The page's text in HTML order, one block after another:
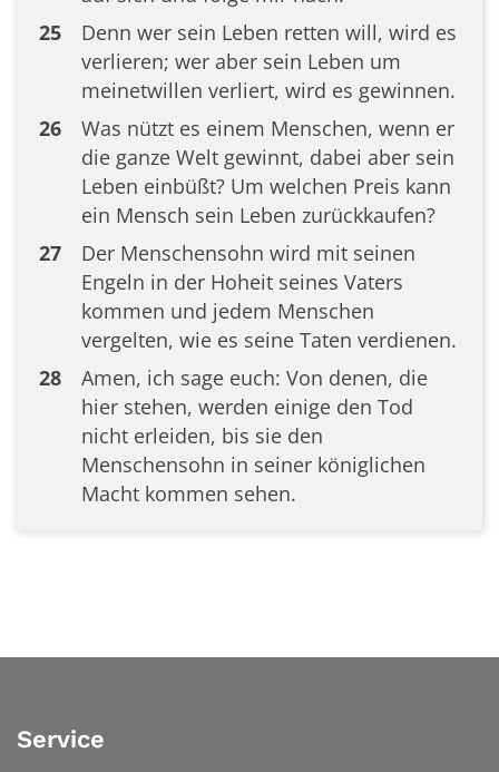
25
Denn wer sein Leben retten will, wird es
verlieren; wer aber sein Leben um
meinetwillen verliert, wird es gewinnen.
26
Was nützt es einem Menschen, wenn er
die ganze Welt gewinnt, dabei aber sein
Leben einbüßt? Um welchen Preis kann
ein Mensch sein Leben zurückkaufen?
27
Der Menschensohn wird mit seinen
Engeln in der Hoheit seines Vaters
kommen und jedem Menschen
vergelten, wie es seine Taten verdienen.
28
Amen, ich sage euch: Von denen, die
hier stehen, werden einige den Tod
nicht erleiden, bis sie den
Menschensohn in seiner königlichen
Macht kommen sehen.
Service